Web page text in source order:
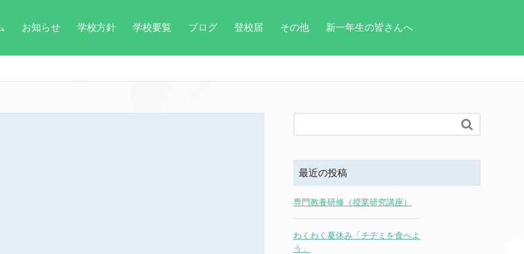
お知らせ 学校方針 学校要覧 ブログ 登校届 その他 新一年生の皆さんへ

最近の投稿
専門教養研修（授業研究講座）
わくわく夏休み「チヂミを食べよ
う」